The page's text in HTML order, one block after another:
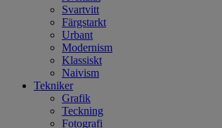
Svartvitt
Färgstarkt
Urbant
Modernism
Klassiskt
Naivism
Tekniker
Grafik
Teckning
Fotografi